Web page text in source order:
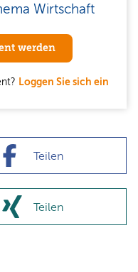
Wirtschaft
werden
Loggen Sie sich ein
Teilen
Teilen